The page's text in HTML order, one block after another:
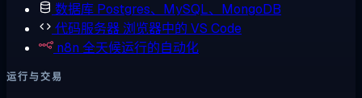
数据库 Postgres、MySQL、MongoDB
代码服务器 浏览器中的 VS Code
n8n 全天候运行的自动化
运行与交易